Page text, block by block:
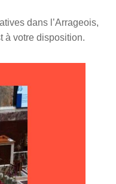
dans l’Arrageois,
à votre disposition.